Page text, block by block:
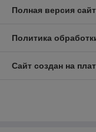
Полная версия
Политика
Сайт создан на